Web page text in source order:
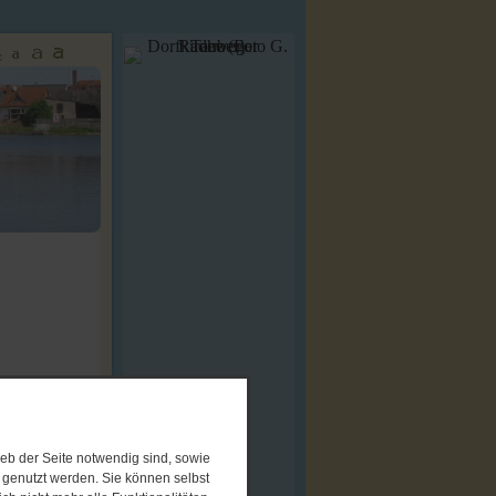
der Seite notwendig sind, sowie
werden. Sie können selbst